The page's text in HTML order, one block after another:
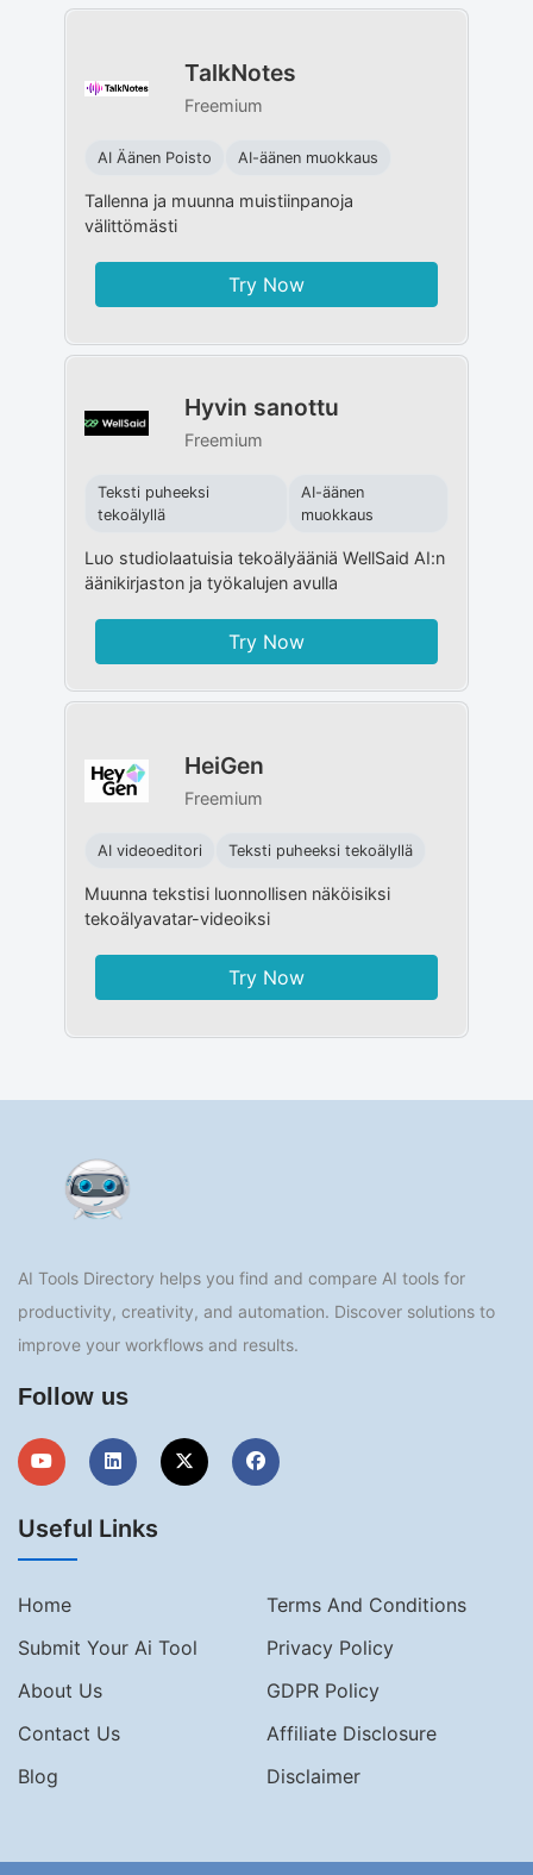
TalkNotes
Freemium
AI Äänen Poisto AI-äänen muokkaus
Tallenna ja muunna muistiinpanoja
välittömästi
Try Now
Hyvin sanottu
Freemium
Teksti puheeksi
tekoälyllä
AI-äänen
muokkaus
Luo studiolaatuisia tekoälyääniä WellSaid AI:n
äänikirjaston ja työkalujen avulla
Try Now
HeiGen
Freemium
AI videoeditori Teksti puheeksi tekoälyllä
Muunna tekstisi luonnollisen näköisiksi
tekoälyavatar-videoiksi
Try Now
AI Tools Directory helps you find and compare AI tools for
productivity, creativity, and automation. Discover solutions to
improve your workflows and results.
Follow us
Useful Links
Home
Terms And Conditions
Submit Your Ai Tool
Privacy Policy
About Us
GDPR Policy
Contact Us
Affiliate Disclosure
Blog
Disclaimer